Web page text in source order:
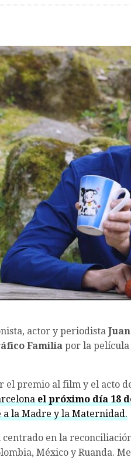
actor y periodista
Familia por la película
el premio al film y el acto
el próximo día 18
a la Madre y la Maternidad.
en la
México y Ruanda.